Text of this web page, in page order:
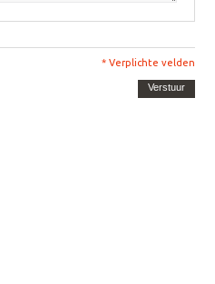
* Verplichte velden
Verstuur